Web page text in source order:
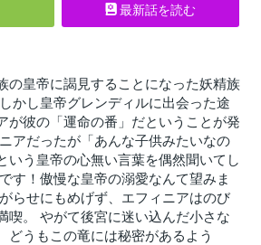
最新話を読む
の皇帝に謁見することになった妖精族
かし皇帝グレンディルに出会った途
が彼の「運命の番」だということが発
アだったが「あんな子供みたいなの
いう皇帝の心無い言葉を偶然聞いてし
す！傲慢な皇帝の溺愛なんて望みま
らせにもめげず、エフィニアはのび
喫。 やがて後宮に迷い込んだ小さな
どうもこの竜には秘密があるよう